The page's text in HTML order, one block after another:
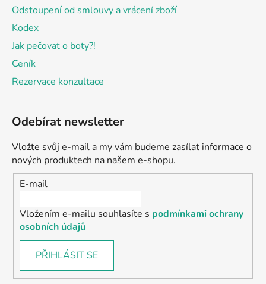
Odstoupení od smlouvy a vrácení zboží
Kodex
Jak pečovat o boty?!
Ceník
Rezervace konzultace
Odebírat newsletter
Vložte svůj e-mail a my vám budeme zasílat informace o
nových produktech na našem e-shopu.
E-mail
Vložením e-mailu souhlasíte s podmínkami ochrany
osobních údajů
PŘIHLÁSIT SE